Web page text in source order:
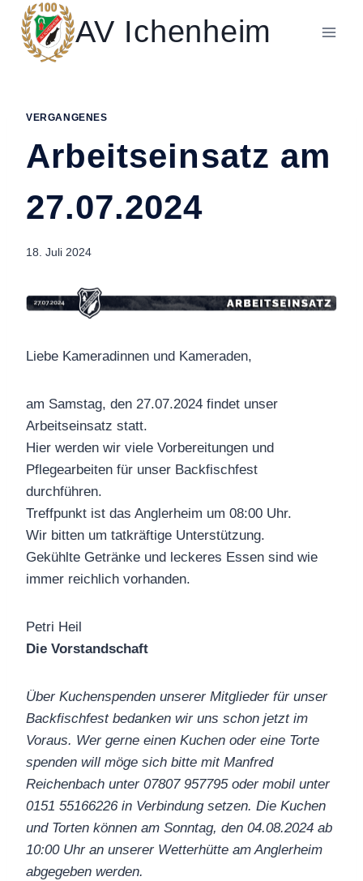
Zum
Inhalt
springen
AV Ichenheim
VERGANGENES
Arbeitseinsatz am
27.07.2024
18. Juli 2024
Liebe Kameradinnen und Kameraden,
am Samstag, den 27.07.2024 findet unser
Arbeitseinsatz statt.
Hier werden wir viele Vorbereitungen und
Pflegearbeiten für unser Backfischfest
durchführen.
Treffpunkt ist das Anglerheim um 08:00 Uhr.
Wir bitten um tatkräftige Unterstützung.
Gekühlte Getränke und leckeres Essen sind wie
immer reichlich vorhanden.
Petri Heil
Die Vorstandschaft
Über Kuchenspenden unserer Mitglieder für unser
Backfischfest bedanken wir uns schon jetzt im
Voraus. Wer gerne einen Kuchen oder eine Torte
spenden will möge sich bitte mit Manfred
Reichenbach unter 07807 957795 oder mobil unter
0151 55166226 in Verbindung setzen. Die Kuchen
und Torten können am Sonntag, den 04.08.2024 ab
10:00 Uhr an unserer Wetterhütte am Anglerheim
abgegeben werden.